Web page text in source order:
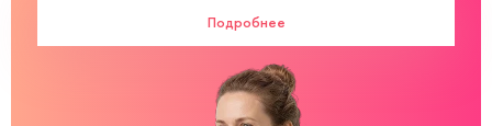
Подробнее